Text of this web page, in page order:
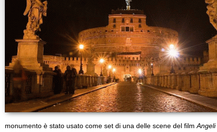
monumento è stato usato come set di una delle scene del film